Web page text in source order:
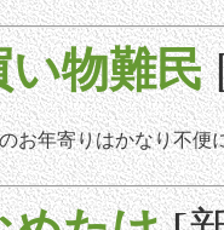
い物難民
お年寄りはかなり不便